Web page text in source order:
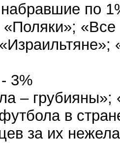
по
3%
–
в
за их